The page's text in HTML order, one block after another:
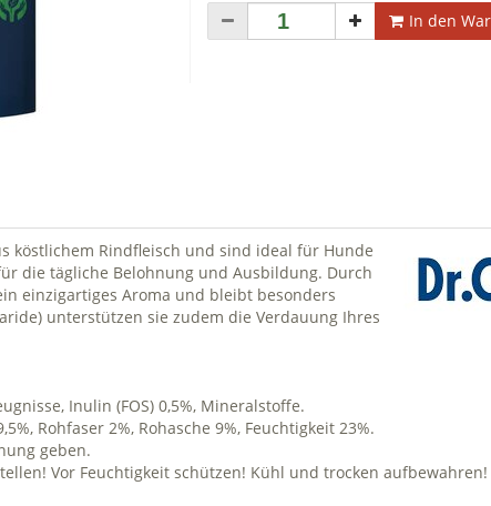
In den
köstlichem Rindfleisch und sind ideal für Hunde
die tägliche Belohnung und Ausbildung. Durch
einzigartiges Aroma und bleibt besonders
unterstützen sie zudem die Verdauung Ihres
Inulin (FOS) 0,5%, Mineralstoffe.
Rohfaser 2%, Rohasche 9%, Feuchtigkeit 23%.
geben.
Vor Feuchtigkeit schützen! Kühl und trocken